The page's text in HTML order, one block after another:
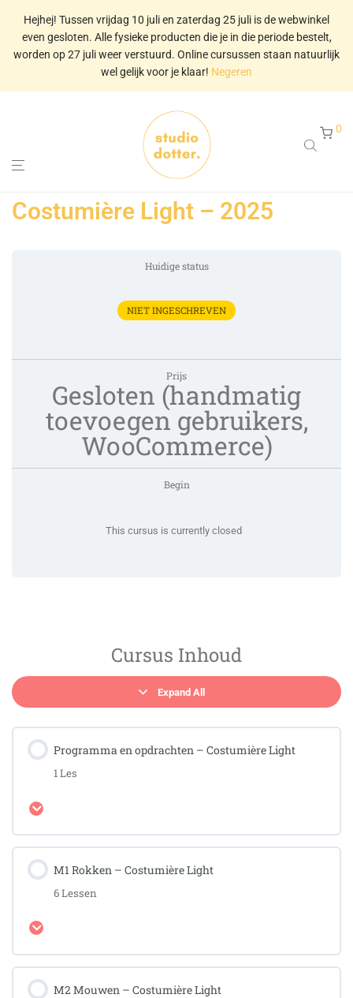
Hejhej! Tussen vrijdag 10 juli en zaterdag 25 juli is de webwinkel
even gesloten. Alle fysieke producten die je in die periode bestelt,
worden op 27 juli weer verstuurd. Online cursussen staan natuurlijk
wel gelijk voor je klaar! Negeren
0
Costumière Light – 2025
Huidige status
NIET INGESCHREVEN
Prijs
Gesloten (handmatig
toevoegen gebruikers,
WooCommerce)
Begin
This cursus is currently closed
Cursus Inhoud
Expand All
Programma en opdrachten – Costumière Light
1 Les
M1 Rokken – Costumière Light
6 Lessen
M2 Mouwen – Costumière Light